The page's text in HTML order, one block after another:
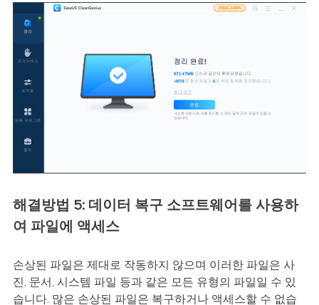
해결방법 5: 데이터 복구 소프트웨어를 사용하
여 파일에 액세스
손상된 파일은 제대로 작동하지 않으며 이러한 파일은 사
진, 문서, 시스템 파일 등과 같은 모든 유형의 파일일 수 있
습니다. 많은 손상된 파일은 복구하거나 액세스할 수 없습